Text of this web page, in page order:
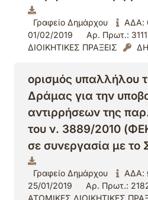
Γραφείο Δημάρχου
ΑΔΑ:
01/02/2019
Αρ. Πρωτ.: 3111
ΔΙΟΙΚΗΤΙΚΕΣ ΠΡΑΞΕΙΣ
ορισμός υπαλλήλου
Δράμας για την
αντιρρήσεων της
του ν. 3889/2010
σε συνεργασία με
Γραφείο Δημάρχου
25/01/2019
Αρ. Πρωτ.:
ΑΤΟΜΙΚΕΣ ΔΙΟΙΚΗΤΙΚΕΣ